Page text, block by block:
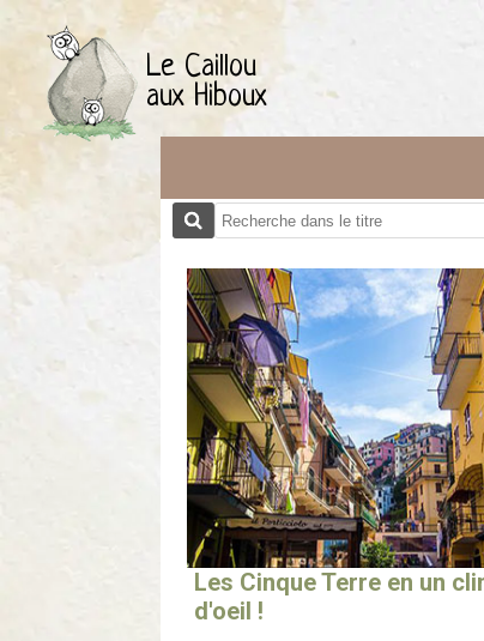
Le Caillou
aux Hiboux
Les Cinque Terre en un
d'oeil !